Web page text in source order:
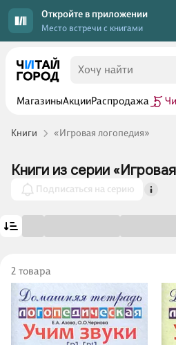
Откройте в приложении
Место встречи с книгами
МагазиныАкцииРаспродажа
Книги «Игровая логопедия»
Книги из серии
Подписаться на серию
2 товара